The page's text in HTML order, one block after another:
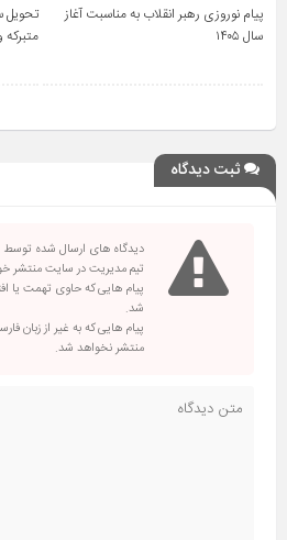
پیام نوروزی رهبر انقلاب به مناسبت آغاز
سال ۱۴۰۵
تحویل
ثبت دیدگاه
دیدگاه های ارسال شده توسط
تیم مدیریت در سایت منتشر
پیام هایی که حاوی تهمت یا
شد.
پیام هایی که به غیر از زبان
منتشر نخواهد شد.